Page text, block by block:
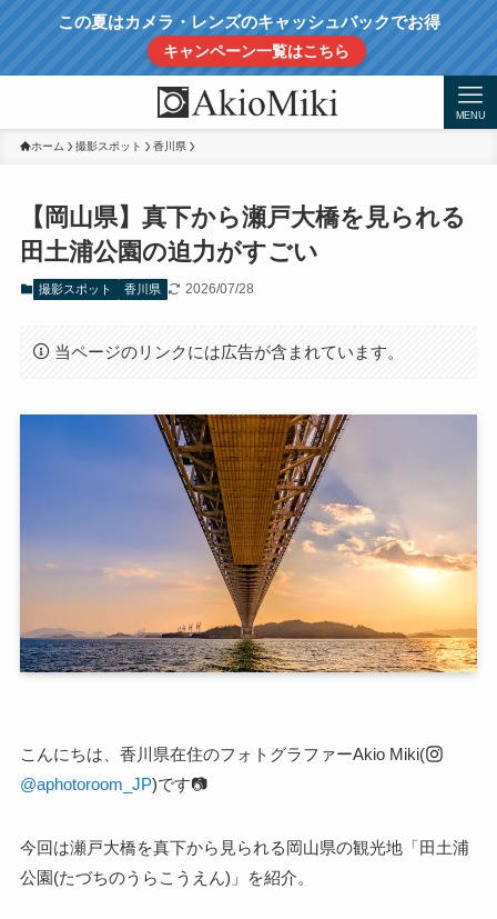
この夏はカメラ・レンズのキャッシュバックでお得
キャンペーン一覧はこちら
MENU
ホーム 撮影スポット 香川県
【岡山県】真下から瀬戸大橋を見られる
田土浦公園の迫力がすごい
撮影スポット 香川県 2026/07/28
当ページのリンクには広告が含まれています。
こんにちは、香川県在住のフォトグラファーAkio Miki(
@aphotoroom_JP)です📷
今回は瀬戸大橋を真下から見られる岡山県の観光地「田土浦
公園(たづちのうらこうえん)」を紹介。